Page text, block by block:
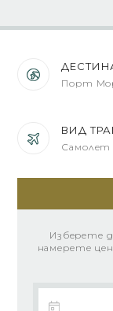
Порт
ВИД
Самолет
Изберете
намерете